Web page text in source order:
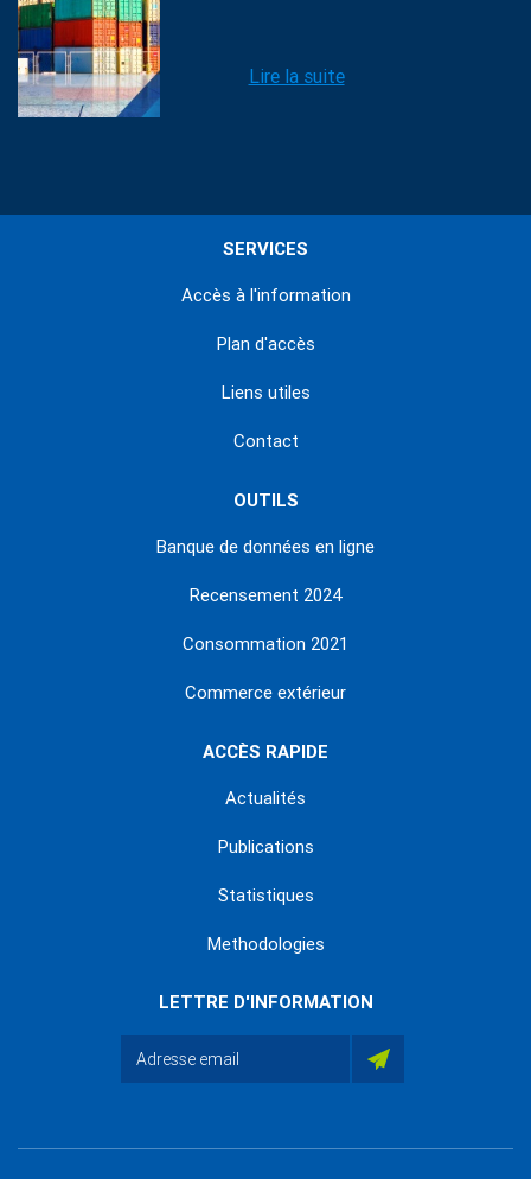
Lire la suite
SERVICES
Accès à l'information
Plan d'accès
Liens utiles
Contact
OUTILS
Banque de données en ligne
Recensement 2024
Consommation 2021
Commerce extérieur
ACCÈS RAPIDE
Actualités
Publications
Statistiques
Methodologies
LETTRE D'INFORMATION